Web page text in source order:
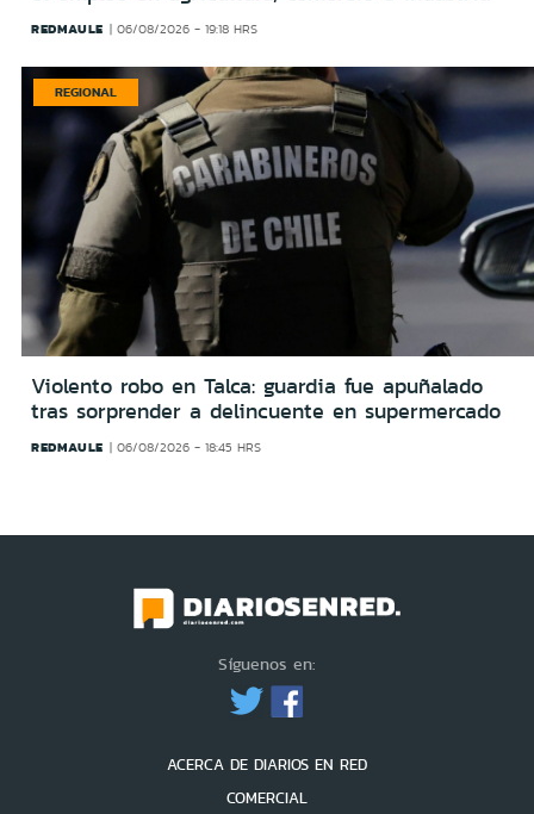
REDMAULE 06/08/2026 - 19:18 HRS
REGIONAL
Violento robo en Talca: guardia fue apuñalado
tras sorprender a delincuente en supermercado
REDMAULE 06/08/2026 - 18:45 HRS
Síguenos en:
ACERCA DE DIARIOS EN RED
COMERCIAL